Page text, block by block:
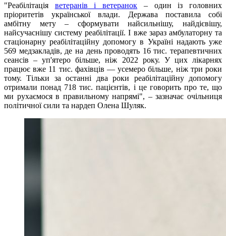
"Реабілітація ветеранів і ветеранок – один із головних
пріоритетів української влади. Держава поставила собі
амбітну мету – сформувати найсильнішу, найдієвішу,
найсучаснішу систему реабілітації. І вже зараз амбулаторну та
стаціонарну реабілітаційну допомогу в Україні надають уже
569 медзакладів, де на день проводять 16 тис. терапевтичних
сеансів – уп'ятеро більше, ніж 2022 року. У цих лікарнях
працює вже 11 тис. фахівців — усемеро більше, ніж три роки
тому. Тільки за останні два роки реабілітаційну допомогу
отримали понад 718 тис. пацієнтів, і це говорить про те, що
ми рухаємося в правильному напрямі", – зазначає очільниця
політичної сили та нардеп Олена Шуляк.